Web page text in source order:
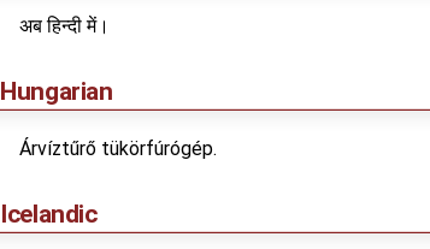
अब हिन्दी में।
Hungarian
Árvíztűrő tükörfúrógép.
Icelandic